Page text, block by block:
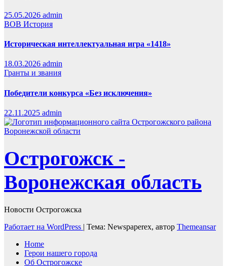
25.05.2026 admin
ВОВ История
Историческая интеллектуальная игра «1418»
18.03.2026 admin
Гранты и звания
Победители конкурса «Без исключения»
22.11.2025 admin
Острогожск -
Воронежская область
Новости Острогожска
Работает на WordPress | Тема: Newspaperex, автор Themeansar
Home
Герои нашего города
Об Острогожске